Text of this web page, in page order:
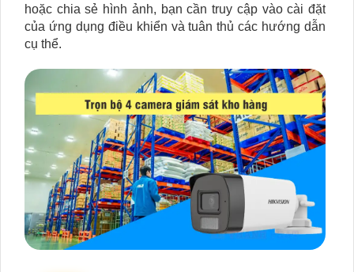
hoặc chia sẻ hình ảnh, bạn cần truy cập vào cài đặt
của ứng dụng điều khiển và tuân thủ các hướng dẫn
cụ thể.